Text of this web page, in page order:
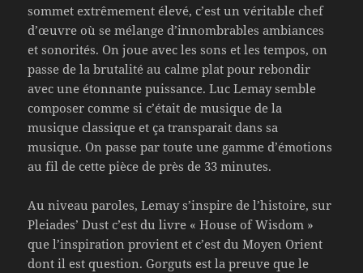
sommet extrêmement élevé, c’est un véritable chef
d’œuvre où se mélange d’innombrables ambiances
et sonorités. On joue avec les sons et les tempos, on
passe de la brutalité au calme plat pour rebondir
avec une étonnante puissance. Luc Lemay semble
composer comme si c’était de musique de la
musique classique et ça transparait dans sa
musique. On passe par toute une gamme d’émotions
au fil de cette pièce de près de 33 minutes.
Au niveau paroles, Lemay s’inspire de l’histoire, sur
Pleiades’ Dust c’est du livre « House of Wisdom »
que l’inspiration provient et c’est du Moyen Orient
dont il est question. Gorguts est la preuve que le